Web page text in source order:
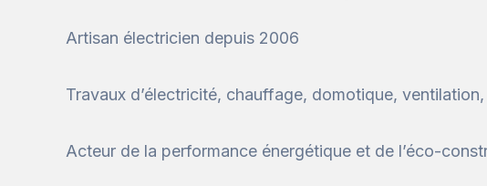
Artisan électricien depuis 2006
Travaux d’électricité, chauffage, domotique,
Acteur de la performance énergétique et de l’éco-